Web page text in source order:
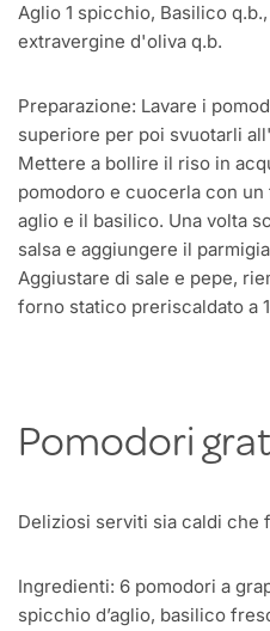
Aglio 1 spicchio, Basilico
extravergine d'oliva q.b.
Preparazione: Lavare i
superiore per poi svuotarli
Mettere a bollire il riso in
pomodoro e cuocerla con
aglio e il basilico. Una volta
salsa e aggiungere il
Aggiustare di sale e pepe,
forno statico preriscaldato a
Pomodori
Deliziosi serviti sia caldi che
Ingredienti: 6 pomodori a
spicchio d’aglio, basilico